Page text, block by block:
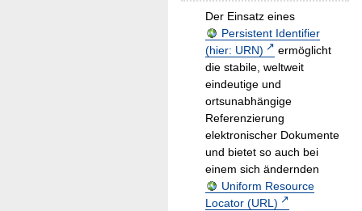
Der Einsatz eines
Persistent Identifier
(hier: URN)
ermöglicht
die stabile, weltweit
eindeutige und
ortsunabhängige
Referenzierung
elektronischer Dokumente
und bietet so auch bei
einem sich ändernden
Uniform Resource
Locator (URL)